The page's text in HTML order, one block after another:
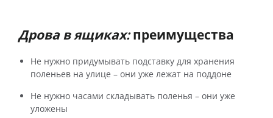
Дрова в ящиках:преимущества
Не нужно придумывать подставку для хранения
поленьев на улице – они уже лежат на поддоне
Не нужно часами складывать поленья – они уже
уложены